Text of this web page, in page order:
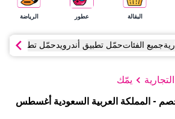
البقالة عطور الرياضة
جميع الفئاتحمّل تطبيق أندرويدحمّل تطبيق آي
يمّك
- المملكة العربية السعودية أغسطس